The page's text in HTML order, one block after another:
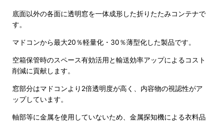
底面以外の各面に透明窓を一体成形した折りたたみコンテナで
す。
マドコンから最大20％軽量化・30％薄型化した製品です。
空箱保管時のスペース有効活用と輸送効率アップによるコスト
削減に貢献します。
窓部分はマドコンより2倍透明度が高く、内容物の視認性がア
ップしています。
軸部等に金属を使用していないため、金属探知機による衣料品